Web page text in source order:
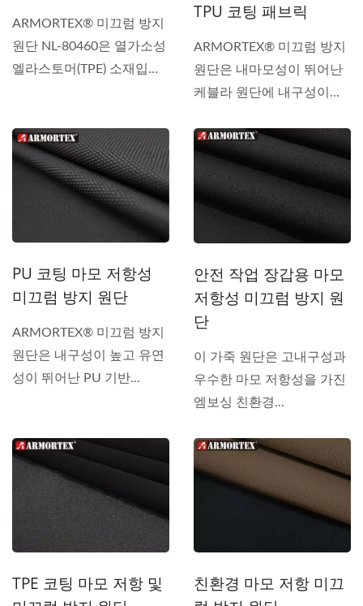
ARMORTEX® 미끄럼 방지
원단 NL-80460은 열가소성
엘라스토머(TPE) 소재입니
TPU 코팅 패브릭
ARMORTEX® 미끄럼 방지
원단은 내마모성이 뛰어난
케블라 원단에 내구성이...
PU 코팅 마모 저항성
미끄럼 방지 원단
ARMORTEX® 미끄럼 방지
원단은 내구성이 높고 유연
성이 뛰어난 PU 기반...
안전 작업 장갑용 마모
저항성 미끄럼 방지 원
단
이 가죽 원단은 고내구성과
우수한 마모 저항성을 가진
엠보싱 친환경...
TPE 코팅 마모 저항 및
친환경 마모 저항 미끄